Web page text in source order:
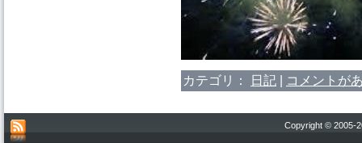
カテゴリ： 日記 | コメントが
Copyright © 2005-